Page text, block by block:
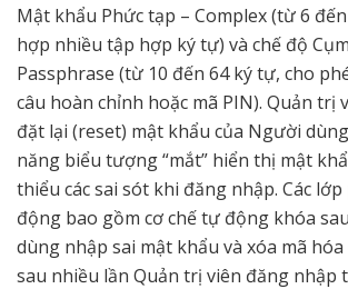
Mật khẩu Phức tạp – Complex (từ 6
hợp nhiều tập hợp ký tự) và chế độ
Passphrase (từ 10 đến 64 ký tự, cho
câu hoàn chỉnh hoặc mã PIN). Quản trị
đặt lại (reset) mật khẩu của Người
năng biểu tượng “mắt” hiển thị mật
thiểu các sai sót khi đăng nhập. Các
động bao gồm cơ chế tự động khóa
dùng nhập sai mật khẩu và xóa mã
sau nhiều lần Quản trị viên đăng nhập